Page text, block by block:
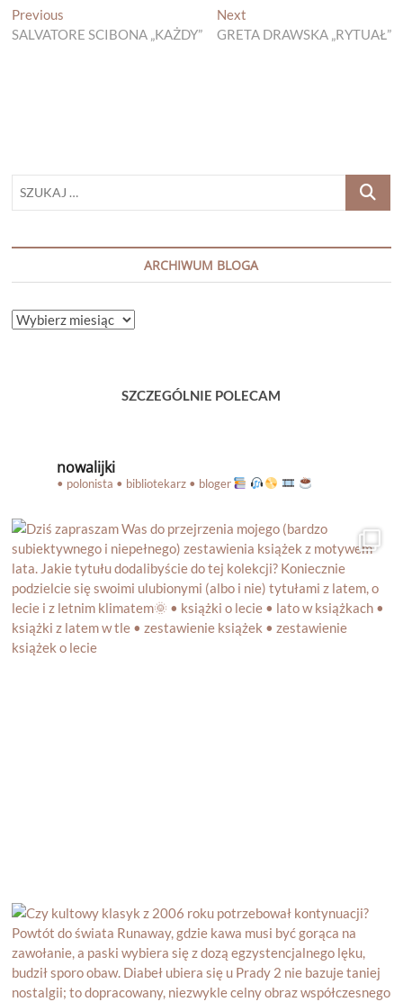
Nawigacja
wpisu
Previous
post:
SALVATORE SCIBONA „KAŻDY”
NextNext
post:
GRETA DRAWSKA „RYTUAŁ”
SZUKAJ
ARCHIWUM BLOGA
ARCHIWUM
SZCZEGÓLNIE POLECAM
nowalijki
• polonista • bibliotekarz • bloger